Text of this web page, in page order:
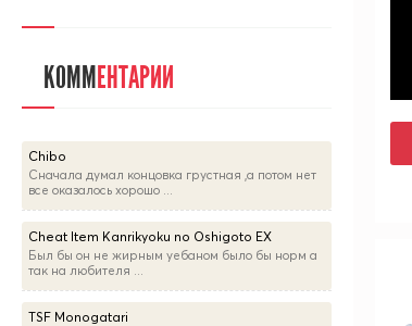
КОММЕНТАРИИ
Chibo
Сначала думал концовка грустная ,а потом нет
все оказалось хорошо ...
Cheat Item Kanrikyoku no Oshigoto EX
Был бы он не жирным уебаном было бы норм а
так на любителя ...
TSF Monogatari